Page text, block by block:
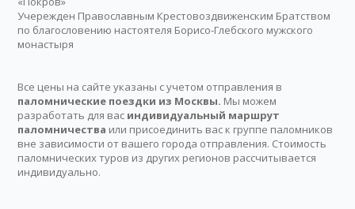
Учережден Православным Крестовоздвиженским Братством
по благословению настоятеля Борисо-Глебского мужского
монастыря
Все цены на сайте указаны с учетом отправления в
паломнические поездки из Москвы. Мы можем
разработать для вас индивидуальный маршрут
паломничества или присоединить вас к группе паломников
вне зависимости от вашего города отправления. Стоимость
паломнических туров из других регионов рассчитывается
индивидуально.